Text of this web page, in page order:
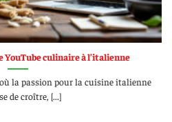
YouTube culinaire à l’italienne
la passion pour la cuisine italienne
de croître, [...]